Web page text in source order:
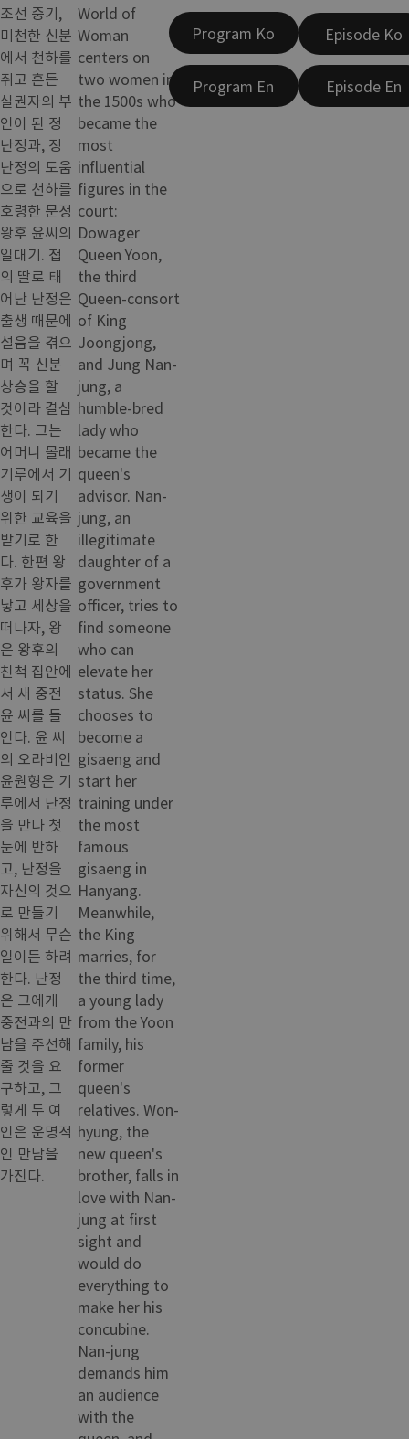
조선 중기,
미천한 신분
에서 천하를
쥐고 흔든
실권자의 부
인이 된 정
난정과, 정
난정의 도움
으로 천하를
호령한 문정
왕후 윤씨의
일대기. 첩
의 딸로 태
어난 난정은
출생 때문에
설움을 겪으
며 꼭 신분
상승을 할
것이라 결심
한다. 그는
어머니 몰래
기루에서 기
생이 되기
위한 교육을
받기로 한
다. 한편 왕
후가 왕자를
낳고 세상을
떠나자, 왕
은 왕후의
친척 집안에
서 새 중전
윤 씨를 들
인다. 윤 씨
의 오라비인
윤원형은 기
루에서 난정
을 만나 첫
눈에 반하
고, 난정을
자신의 것으
로 만들기
위해서 무슨
일이든 하려
한다. 난정
은 그에게
중전과의 만
남을 주선해
줄 것을 요
구하고, 그
렇게 두 여
인은 운명적
인 만남을
가진다.
World of
Woman
centers on
two women in
the 1500s who
became the
most
influential
figures in the
court:
Dowager
Queen Yoon,
the third
Queen-consort
of King
Joongjong,
and Jung Nan-
jung, a
humble-bred
lady who
became the
queen's
advisor. Nan-
jung, an
illegitimate
daughter of a
government
officer, tries to
find someone
who can
elevate her
status. She
chooses to
become a
gisaeng and
start her
training under
the most
famous
gisaeng in
Hanyang.
Meanwhile,
the King
marries, for
the third time,
a young lady
from the Yoon
family, his
former
queen's
relatives. Won-
hyung, the
new queen's
brother, falls in
love with Nan-
jung at first
sight and
would do
everything to
make her his
concubine.
Nan-jung
demands him
an audience
with the
Program Ko
Program En
Episode Ko
Episode En